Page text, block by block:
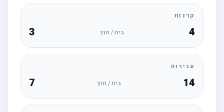
קרנות
בית / חוץ
עבירות
14 בית / חוץ